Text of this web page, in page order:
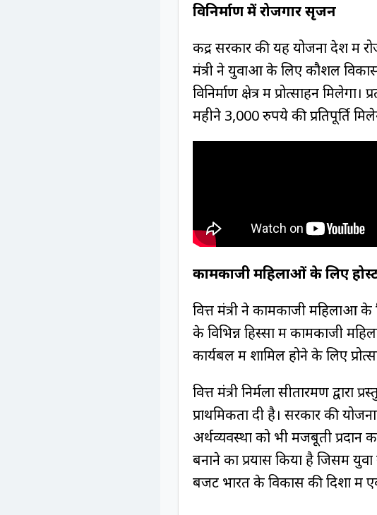
विनिर्माण में रोजगार सृजन
केंद्र सरकार की यह योजना देश में
मंत्री ने युवाओं के लिए कौशल
विनिर्माण क्षेत्र में प्रोत्साहन
महीने 3,000 रुपये की प्रतिपूर्ति
कामकाजी महिलाओं के लिए
वित्त मंत्री ने कामकाजी महिलाओं के
के विभिन्न हिस्सों में कामकाजी
कार्यबल में शामिल होने के लिए
वित्त मंत्री निर्मला सीतारमण
प्राथमिकता दी है। सरकार की
अर्थव्यवस्था को भी मजबूती
बनाने का प्रयास किया है जिसमें
बजट भारत के विकास की दिशा में